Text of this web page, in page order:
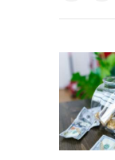
WPISU